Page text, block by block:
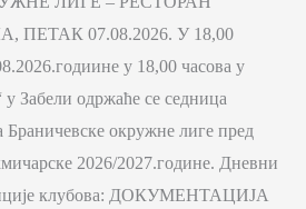
ПЕТАК 07.08.2026. У 18,00
у 18,00 часова у
Забели одржаће се седница
Браничевске окружне лиге пред
2026/2027.године. Дневни
клубова: ДОКУМЕНТАЦИЈА